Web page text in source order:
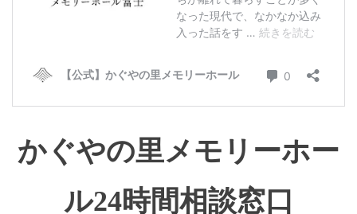
かぐやの里メモリーホー
ル24時間相談窓口